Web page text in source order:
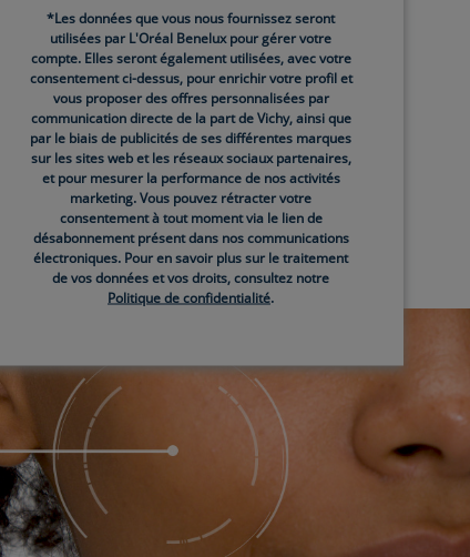
Gel Moussant Eco-
Recharge
Gel Moussant Eco-Recharge
Visage et Corps Peaux Normales
à Grasses
0.0(0)
*Les données que vous nous fournissez seront
utilisées par L'Oréal Benelux pour gérer votre
compte. Elles seront également utilisées, avec votre
consentement ci-dessus, pour enrichir votre profil et
vous proposer des offres personnalisées par
communication directe de la part de Vichy, ainsi que
par le biais de publicités de ses différentes marques
sur les sites web et les réseaux sociaux partenaires,
et pour mesurer la performance de nos activités
marketing. Vous pouvez rétracter votre
consentement à tout moment via le lien de
désabonnement présent dans nos communications
électroniques. Pour en savoir plus sur le traitement
de vos données et vos droits, consultez notre
Politique de confidentialité.